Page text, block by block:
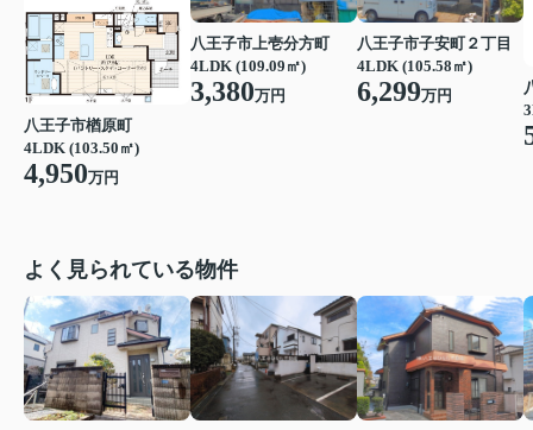
八王子市楢原町
4LDK (103.50㎡)
4,950万円
八王子市上壱分方町
4LDK (109.09㎡)
3,380万円
八王子市子安町２丁目
4LDK (105.58㎡)
6,299万円
よく見られている物件